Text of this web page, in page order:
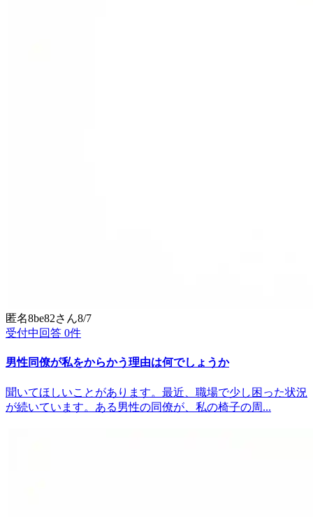
匿名8be82さん8/7
受付中 回答 0件
男性同僚が私をからかう理由は何でしょうか
聞いてほしいことがあります。最近、職場で少し困った状況
が続いています。ある男性の同僚が、私の椅子の周...